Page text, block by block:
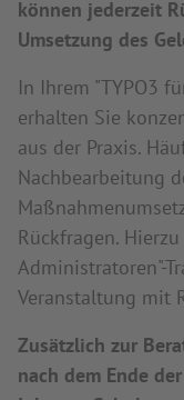
können jederzeit
Umsetzung des
In Ihrem "TYPO3
erhalten Sie
aus der Praxis.
Nachbearbeitung
Rückfragen.
Administratoren"-
Veranstaltung mit
Zusätzlich zur
nach dem Ende